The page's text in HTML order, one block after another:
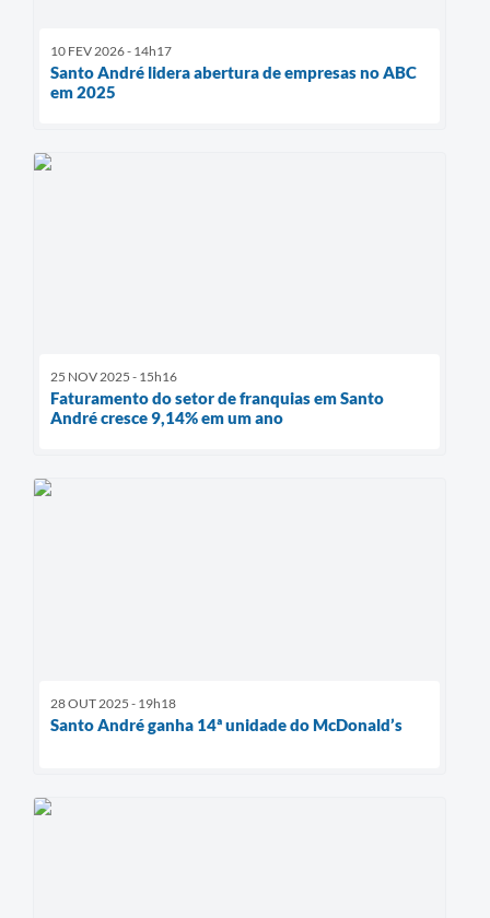
10 FEV 2026 - 14h17
Santo André lidera abertura de empresas no ABC
em 2025
25 NOV 2025 - 15h16
Faturamento do setor de franquias em Santo
André cresce 9,14% em um ano
28 OUT 2025 - 19h18
Santo André ganha 14ª unidade do McDonald’s